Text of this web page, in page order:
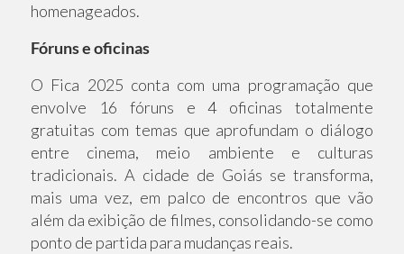
homenageados.
Fóruns e oficinas
O Fica 2025 conta com uma programação que
envolve 16 fóruns e 4 oficinas totalmente
gratuitas com temas que aprofundam o diálogo
entre cinema, meio ambiente e culturas
tradicionais. A cidade de Goiás se transforma,
mais uma vez, em palco de encontros que vão
além da exibição de filmes, consolidando-se como
ponto de partida para mudanças reais.